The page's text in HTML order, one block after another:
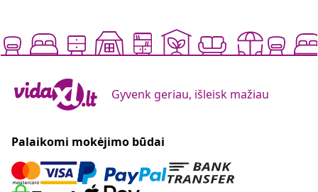
Gyvenk geriau, išleisk mažiau
Palaikomi mokėjimo būdai